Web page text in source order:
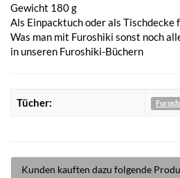
Gewicht 180 g
Als Einpacktuch oder als Tischdecke
Was man mit Furoshiki sonst noch
in unseren Furoshiki-Büchern
Tücher:
Kunden kauften dazu folgende